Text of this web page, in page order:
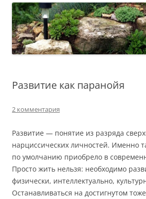
Развитие как паранойя
2 комментария
Развитие — понятие из разряда
нарциссических личностей. Именно
по умолчанию приобрело в
Просто жить нельзя: необходимо
физически, интеллектуально,
Останавливаться на достигнутом